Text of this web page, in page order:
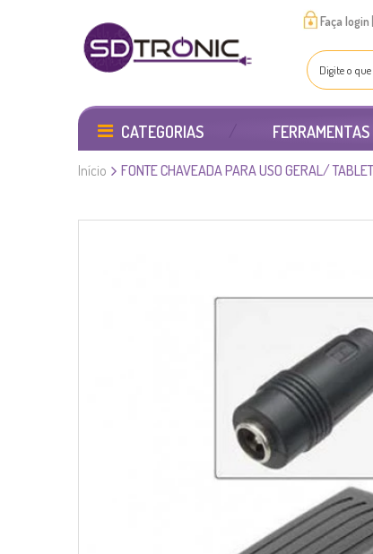
Faça login
CATEGORIAS FERRAMENTAS
Início FONTE CHAVEADA PARA USO GERAL/